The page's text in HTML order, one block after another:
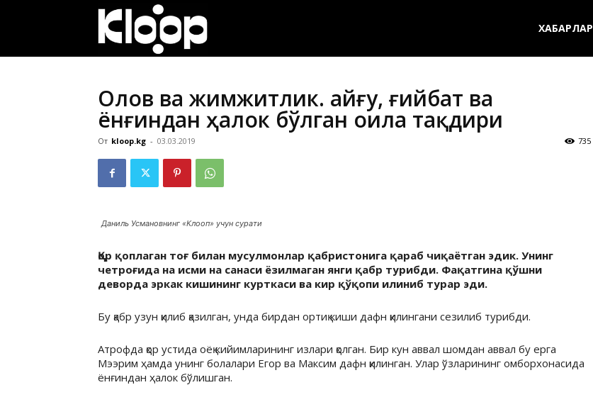
ХАБАРЛАР
Олов ва жимжитлик. Қайғу, ғийбат ва
ёнғиндан ҳалок бўлган оила тақдири
От kloop.kg - 03.03.2019 735
Даниль Усмановнинг «Клооп» учун сурати
Қор қоплаган тоғ билан мусулмонлар қабристонига қараб чиқаётган эдик. Унинг
четроғида на исми на санаси ёзилмаган янги қабр турибди. Фақатгина қўшни
деворда эркак кишининг курткаси ва кир қўқопи илиниб турар эди.
Бу қабр узун қилиб қазилган, унда бирдан ортиқ киши дафн қилингани сезилиб турибди.
Атрофда қор устида оёқ кийимларининг излари қолган. Бир кун аввал шомдан аввал бу ерга
Мээрим ҳамда унинг болалари Егор ва Максим дафн қилинган. Улар ўзларининг омборхонасида
ёнғиндан ҳалок бўлишган.